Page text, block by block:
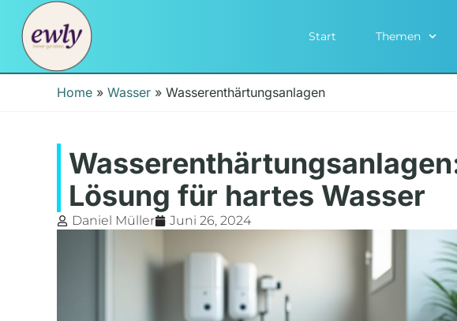
Start Themen
Home » Wasser » Wasserenthärtungsanlagen
Lösung für hartes Wasser
Daniel Müller Juni 26, 2024